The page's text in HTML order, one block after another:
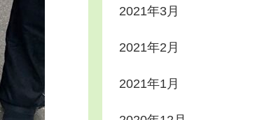
2021年3月
2021年2月
2021年1月